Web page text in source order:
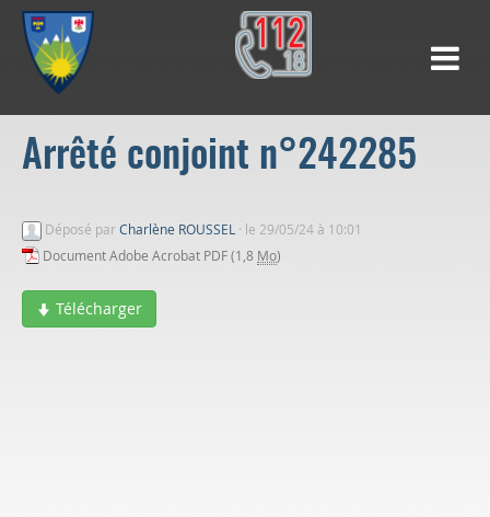
Arrêté conjoint n°242285
Déposé parCharlène ROUSSEL · le 29/05/24 à 10:01
Document Adobe Acrobat PDF (1,8 Mo)
Télécharger